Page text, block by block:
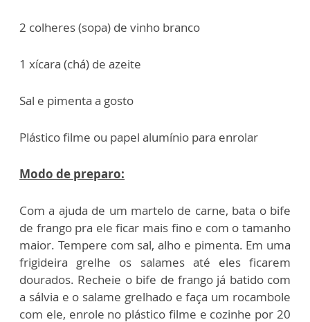
2 colheres (sopa) de vinho branco
1 xícara (chá) de azeite
Sal e pimenta a gosto
Plástico filme ou papel alumínio para enrolar
Modo de preparo:
Com a ajuda de um martelo de carne, bata o bife
de frango pra ele ficar mais fino e com o tamanho
maior. Tempere com sal, alho e pimenta. Em uma
frigideira grelhe os salames até eles ficarem
dourados. Recheie o bife de frango já batido com
a sálvia e o salame grelhado e faça um rocambole
com ele, enrole no plástico filme e cozinhe por 20